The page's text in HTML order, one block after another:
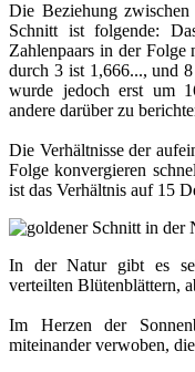
Die Beziehung
Schnitt ist folgende:
Zahlenpaars in der
durch 3 ist 1,666..., und
wurde jedoch erst um
andere darüber zu
Die Verhältnisse der
Folge konvergieren
ist das Verhältnis auf 15
In der Natur gibt es
verteilten Blütenblättern,
Im Herzen der
miteinander verwoben,